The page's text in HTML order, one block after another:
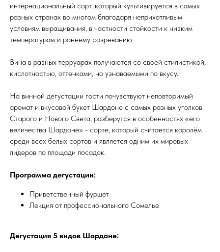
интернациональный сорт, который культивируется в самых
разных странах во многом благодаря неприхотливым
условиям выращивания, в частности стойкости к низким
температурам и раннему созреванию.
Вина в разных терруарах получаются со своей стилистикой,
кислотностью, оттенками, но узнаваемыми по вкусу.
На винной дегустации гости почувствуют неповторимый
аромат и вкусовой букет Шардоне с самых разных уголков
Старого и Нового Света, разберутся в особенностях «его
величества Шардоне» - сорте, который считается королём
среди всех белых сортов и является одним их мировых
лидеров по площади посадок.
Программа дегустации:
Приветственный фуршет
Лекция от профессионального Сомелье
Дегустация 5 видов Шардоне: